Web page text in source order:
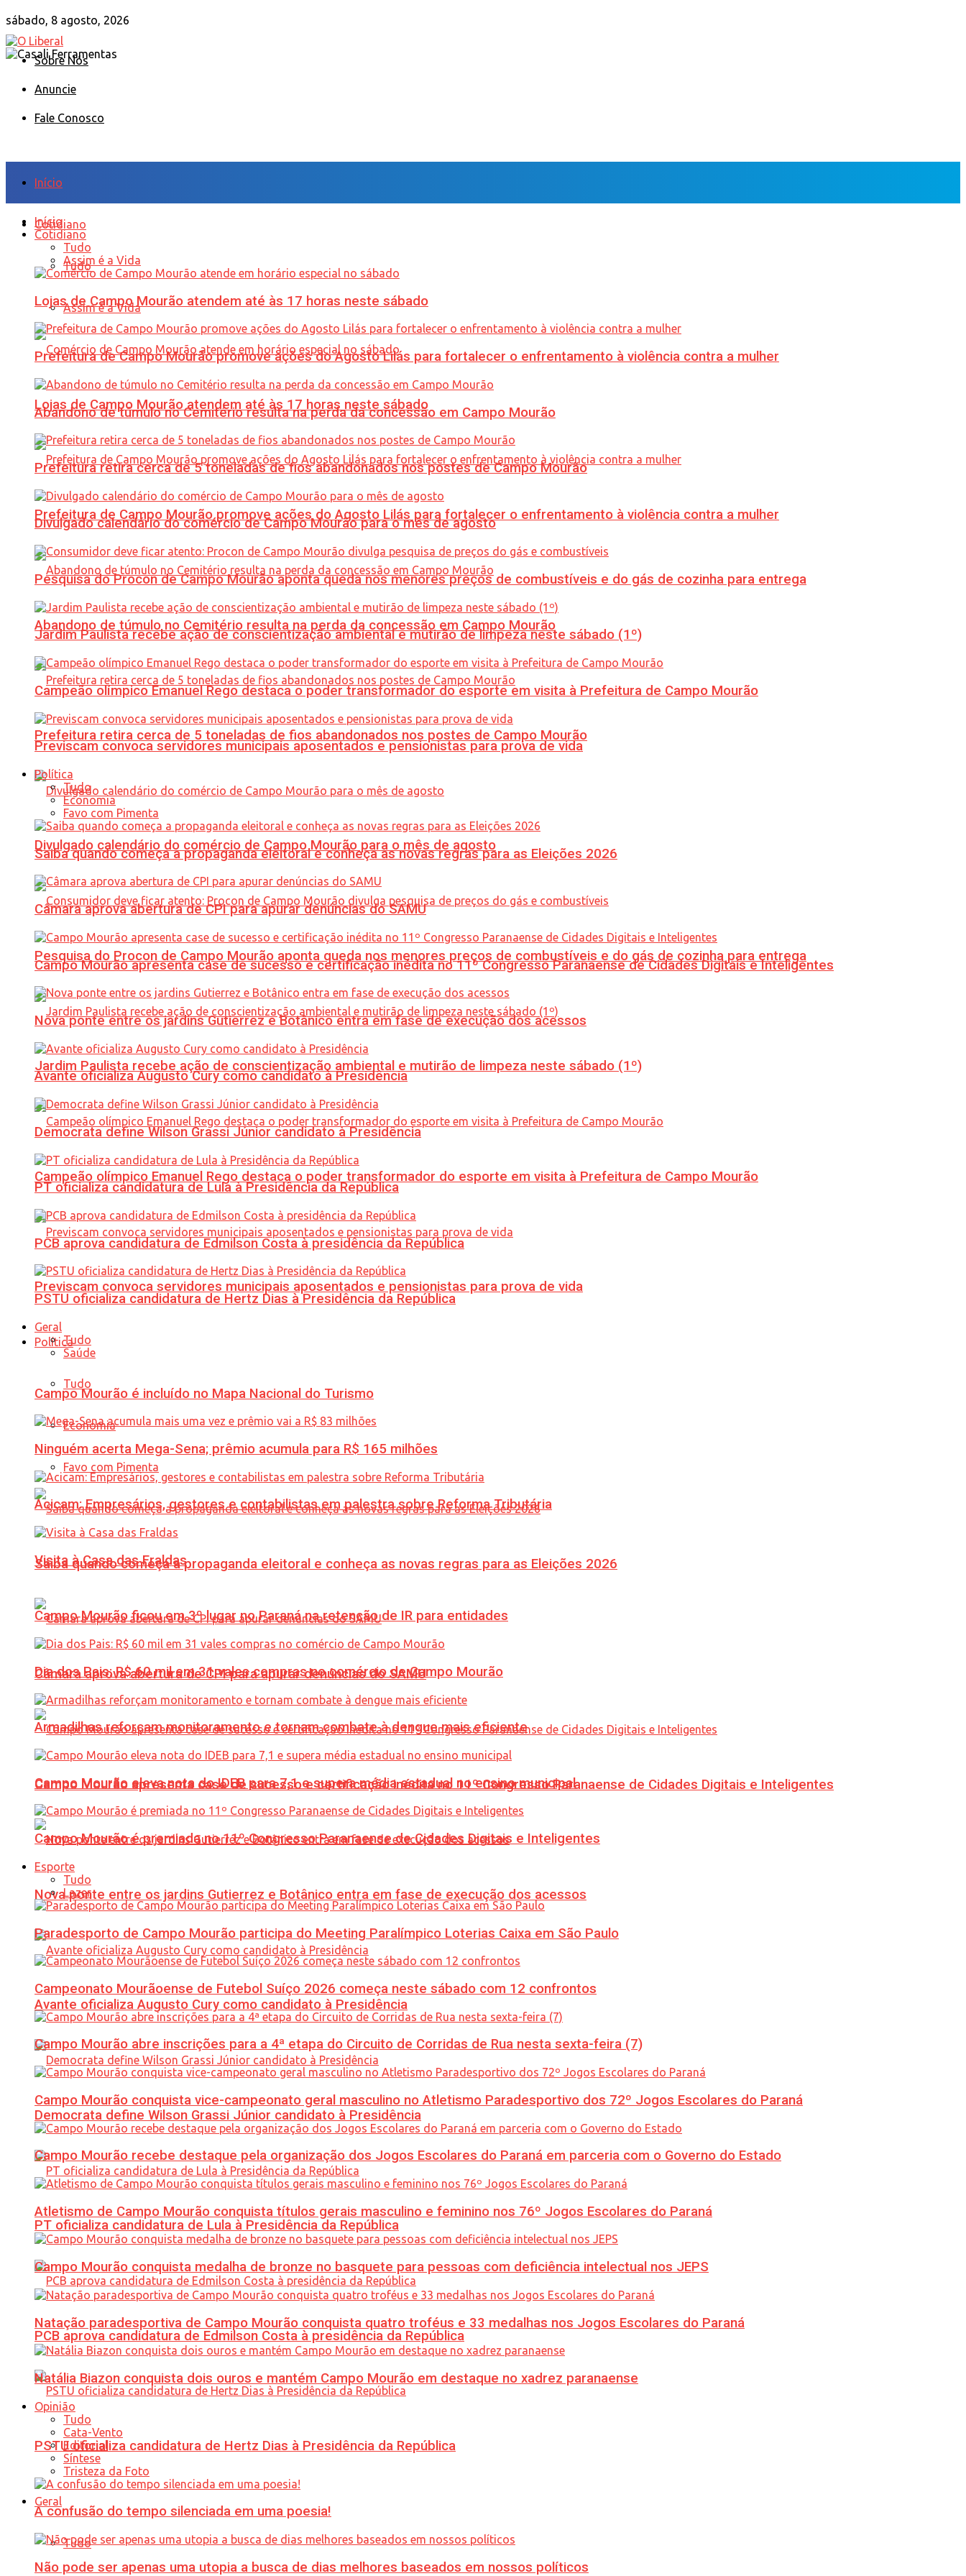
sábado, 8 agosto, 2026
Sobre Nós
Anuncie
Fale Conosco
Início
Cotidiano
Tudo
Assim é a Vida
Lojas de Campo Mourão atendem até às 17 horas neste sábado
Prefeitura de Campo Mourão promove ações do Agosto Lilás para fortalecer o enfrentamento à violência contra a mulher
Abandono de túmulo no Cemitério resulta na perda da concessão em Campo Mourão
Prefeitura retira cerca de 5 toneladas de fios abandonados nos postes de Campo Mourão
Divulgado calendário do comércio de Campo Mourão para o mês de agosto
Pesquisa do Procon de Campo Mourão aponta queda nos menores preços de combustíveis e do gás de cozinha para entrega
Jardim Paulista recebe ação de conscientização ambiental e mutirão de limpeza neste sábado (1º)
Campeão olímpico Emanuel Rego destaca o poder transformador do esporte em visita à Prefeitura de Campo Mourão
Previscam convoca servidores municipais aposentados e pensionistas para prova de vida
Política
Tudo
Economia
Favo com Pimenta
Saiba quando começa a propaganda eleitoral e conheça as novas regras para as Eleições 2026
Câmara aprova abertura de CPI para apurar denúncias do SAMU
Campo Mourão apresenta case de sucesso e certificação inédita no 11º Congresso Paranaense de Cidades Digitais e Inteligentes
Nova ponte entre os jardins Gutierrez e Botânico entra em fase de execução dos acessos
Avante oficializa Augusto Cury como candidato à Presidência
Democrata define Wilson Grassi Júnior candidato à Presidência
PT oficializa candidatura de Lula à Presidência da República
PCB aprova candidatura de Edmilson Costa à presidência da República
PSTU oficializa candidatura de Hertz Dias à Presidência da República
Geral
Tudo
Início
Cotidiano
Tudo
Assim é a Vida
Lojas de Campo Mourão atendem até às 17 horas neste sábado
Prefeitura de Campo Mourão promove ações do Agosto Lilás para fortalecer o enfrentamento à violência contra a mulher
Abandono de túmulo no Cemitério resulta na perda da concessão em Campo Mourão
Prefeitura retira cerca de 5 toneladas de fios abandonados nos postes de Campo Mourão
Divulgado calendário do comércio de Campo Mourão para o mês de agosto
Pesquisa do Procon de Campo Mourão aponta queda nos menores preços de combustíveis e do gás de cozinha para entrega
Jardim Paulista recebe ação de conscientização ambiental e mutirão de limpeza neste sábado (1º)
Campeão olímpico Emanuel Rego destaca o poder transformador do esporte em visita à Prefeitura de Campo Mourão
Previscam convoca servidores municipais aposentados e pensionistas para prova de vida
Política
Tudo
Economia
Favo com Pimenta
Saiba quando começa a propaganda eleitoral e conheça as novas regras para as Eleições 2026
Câmara aprova abertura de CPI para apurar denúncias do SAMU
Campo Mourão apresenta case de sucesso e certificação inédita no 11º Congresso Paranaense de Cidades Digitais e Inteligentes
Nova ponte entre os jardins Gutierrez e Botânico entra em fase de execução dos acessos
Avante oficializa Augusto Cury como candidato à Presidência
Democrata define Wilson Grassi Júnior candidato à Presidência
PT oficializa candidatura de Lula à Presidência da República
PCB aprova candidatura de Edmilson Costa à presidência da República
PSTU oficializa candidatura de Hertz Dias à Presidência da República
Geral
Tudo
Saúde
Campo Mourão é incluído no Mapa Nacional do Turismo
Ninguém acerta Mega-Sena; prêmio acumula para R$ 165 milhões
Acicam: Empresários, gestores e contabilistas em palestra sobre Reforma Tributária
Visita à Casa das Fraldas
Campo Mourão ficou em 3º lugar no Paraná na retenção de IR para entidades
Dia dos Pais: R$ 60 mil em 31 vales compras no comércio de Campo Mourão
Armadilhas reforçam monitoramento e tornam combate à dengue mais eficiente
Campo Mourão eleva nota do IDEB para 7,1 e supera média estadual no ensino municipal
Campo Mourão é premiada no 11º Congresso Paranaense de Cidades Digitais e Inteligentes
Esporte
Tudo
Lazer
Paradesporto de Campo Mourão participa do Meeting Paralímpico Loterias Caixa em São Paulo
Campeonato Mourãoense de Futebol Suíço 2026 começa neste sábado com 12 confrontos
Campo Mourão abre inscrições para a 4ª etapa do Circuito de Corridas de Rua nesta sexta-feira (7)
Campo Mourão conquista vice-campeonato geral masculino no Atletismo Paradesportivo dos 72º Jogos Escolares do Paraná
Campo Mourão recebe destaque pela organização dos Jogos Escolares do Paraná em parceria com o Governo do Estado
Atletismo de Campo Mourão conquista títulos gerais masculino e feminino nos 76º Jogos Escolares do Paraná
Campo Mourão conquista medalha de bronze no basquete para pessoas com deficiência intelectual nos JEPS
Natação paradesportiva de Campo Mourão conquista quatro troféus e 33 medalhas nos Jogos Escolares do Paraná
Natália Biazon conquista dois ouros e mantém Campo Mourão em destaque no xadrez paranaense
Opinião
Tudo
Cata-Vento
Editorial
Síntese
Tristeza da Foto
A confusão do tempo silenciada em uma poesia!
Não pode ser apenas uma utopia a busca de dias melhores baseados em nossos políticos